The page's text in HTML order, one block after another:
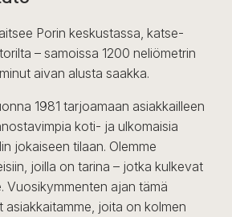
Porin keskustassa, katse-
– samoissa 1200 neliömetrin
aivan alusta saakka.
1981 tarjoamaan asiakkailleen
koti- ja ulkomaisia
jokaiseen tilaan. Olemme
joilla on tarina – jotka kulkevat
Vuosikymmenten ajan tämä
asiakkaitamme, joita on kolmen